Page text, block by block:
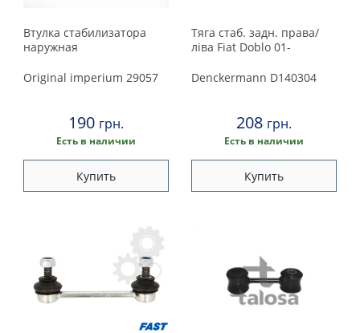
Втулкa стабилизатора
наружная
Original imperium 29057
190 грн.
Есть в наличии
Купить
Тяга стаб. задн. права/
ліва Fiat Doblo 01-
Denckermann D140304
208 грн.
Есть в наличии
Купить